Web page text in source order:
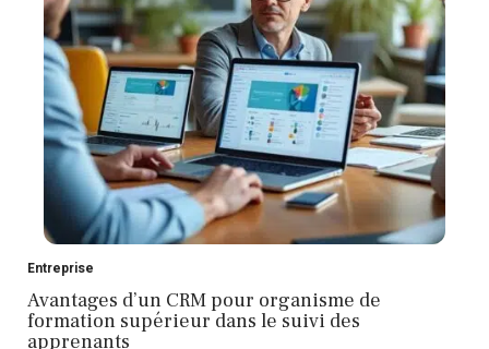
Entreprise
Avantages d’un CRM pour organisme de
formation supérieur dans le suivi des
apprenants